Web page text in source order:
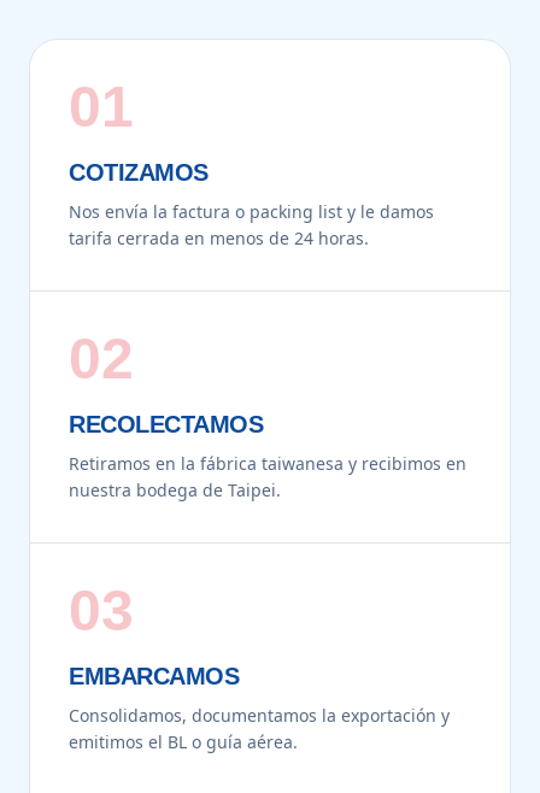
01
COTIZAMOS
Nos envía la factura o packing list y le damos
tarifa cerrada en menos de 24 horas.
02
RECOLECTAMOS
Retiramos en la fábrica taiwanesa y recibimos en
nuestra bodega de Taipei.
03
EMBARCAMOS
Consolidamos, documentamos la exportación y
emitimos el BL o guía aérea.